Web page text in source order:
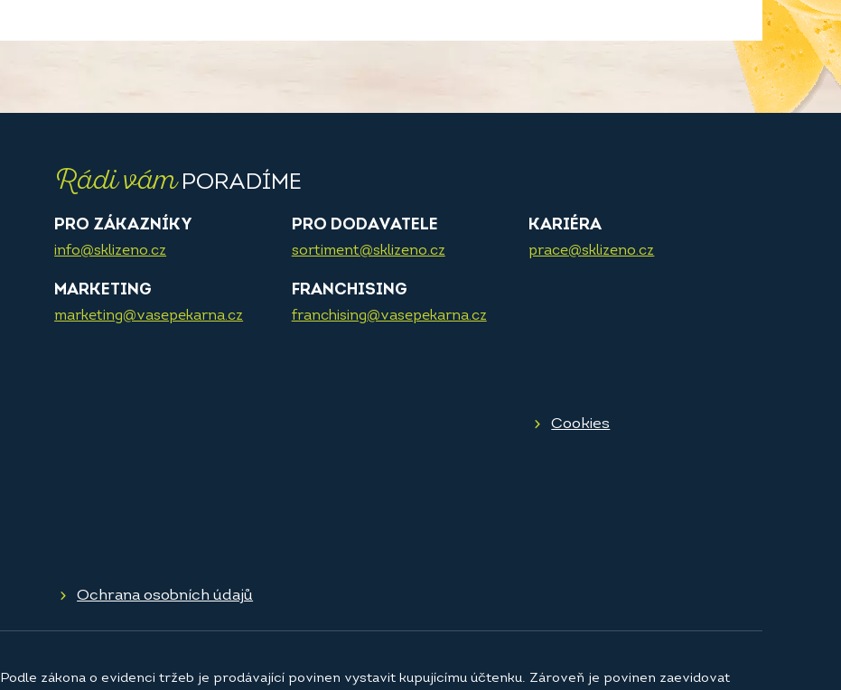
Rádi vámPORADÍME
PRO ZÁKAZNÍKY
info@sklizeno.cz
PRO DODAVATELE
sortiment@sklizeno.cz
KARIÉRA
prace@sklizeno.cz
MARKETING
marketing@vasepekarna.cz
FRANCHISING
franchising@vasepekarna.cz
Cookies
Ochrana osobních údajů
Podle zákona o evidenci tržeb je prodávající povinen vystavit kupujícímu účtenku. Zároveň je povinen zaevidovat